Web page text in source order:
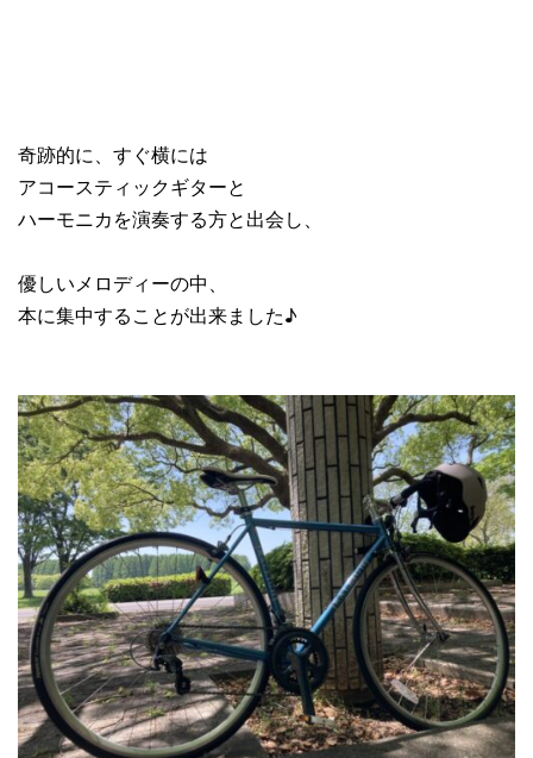
奇跡的に、すぐ横には
アコースティックギターと
ハーモニカを演奏する方と出会し、
優しいメロディーの中、
本に集中することが出来ました♪